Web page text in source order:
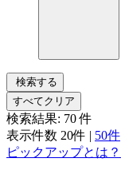
検索する
すべてクリア
検索結果: 70 件
表示件数 20件 | 50件
ピックアップとは？